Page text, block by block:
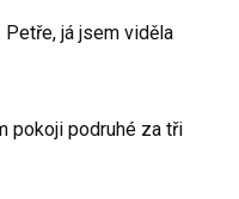
já jsem viděla
pokoji podruhé za tři